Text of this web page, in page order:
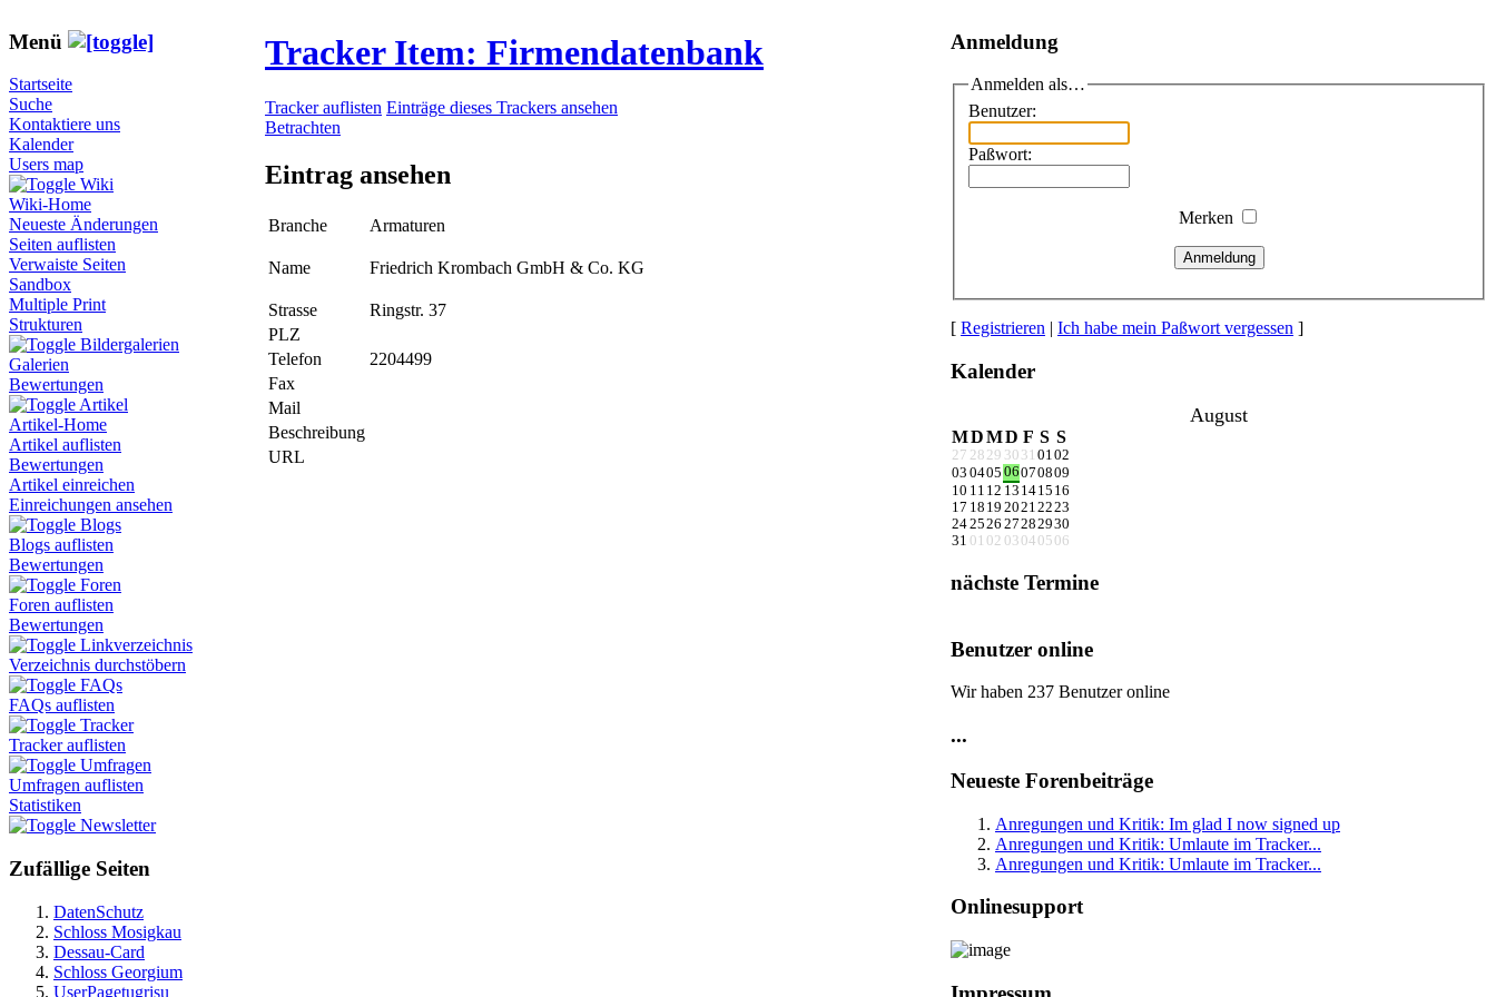
Menü
Startseite
Suche
Kontaktiere uns
Kalender
Users map
Wiki
Wiki-Home
Neueste Änderungen
Seiten auflisten
Verwaiste Seiten
Sandbox
Multiple Print
Strukturen
Bildergalerien
Galerien
Bewertungen
Artikel
Artikel-Home
Artikel auflisten
Bewertungen
Artikel einreichen
Einreichungen ansehen
Blogs
Blogs auflisten
Bewertungen
Foren
Foren auflisten
Bewertungen
Linkverzeichnis
Verzeichnis durchstöbern
FAQs
FAQs auflisten
Tracker
Tracker auflisten
Umfragen
Umfragen auflisten
Statistiken
Newsletter
Zufällige Seiten
DatenSchutz
Schloss Mosigkau
Dessau-Card
Schloss Georgium
UserPagetugrisu
Tracker Item: Firmendatenbank
Tracker auflisten Einträge dieses Trackers ansehen
Betrachten
Eintrag ansehen
Branche Armaturen
Name Friedrich Krombach GmbH & Co. KG
Strasse
Ringstr. 37
PLZ
Telefon
2204499
Fax
Mail
Beschreibung
URL
Anmeldung
Anmelden als…
Benutzer:
Paßwort:
Merken
Anmeldung
[ Registrieren | Ich habe mein Paßwort vergessen ]
Kalender
August
MDMD F S S
27 28 29 30 31 0102
03 0405 06070809
10 11 12 13 1415 16
17 18 19 20212223
242526 27282930
31 01 02 03 04 05 06
nächste Termine
Benutzer online
Wir haben 237 Benutzer online
...
Neueste Forenbeiträge
Anregungen und Kritik: Im glad I now signed up
Anregungen und Kritik: Umlaute im Tracker...
Anregungen und Kritik: Umlaute im Tracker...
Onlinesupport